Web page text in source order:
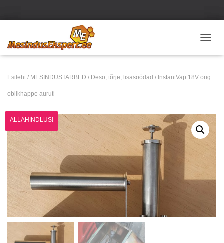
Esileht / MESINDUSTARBED / Deso, tõrje, lisasöödad / InstantVap 18V orig.
oblikhappe auruti
ALLAHINDLUS!